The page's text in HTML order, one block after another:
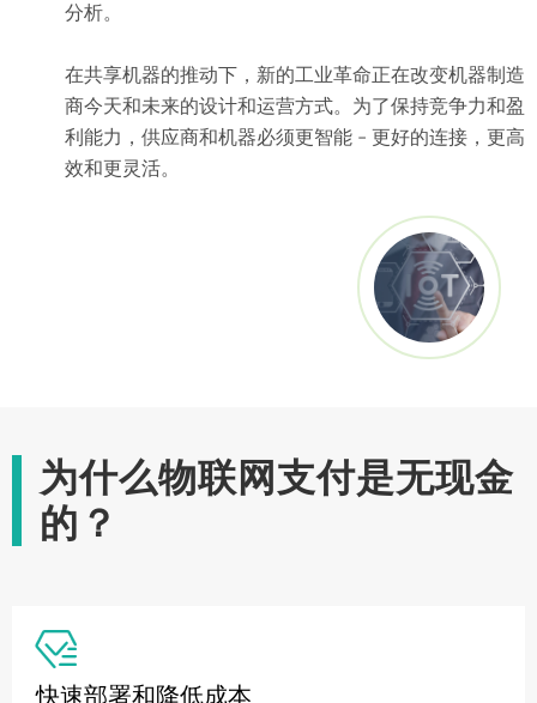
分析。
在共享机器的推动下，新的工业革命正在改变机器制造
商今天和未来的设计和运营方式。为了保持竞争力和盈
利能力，供应商和机器必须更智能 - 更好的连接，更高
效和更灵活。
为什么物联网支付是无现金
的？

快速部署和降低成本